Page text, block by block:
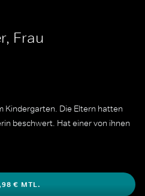
Frau
Kindergarten. Die Eltern hatten
beschwert. Hat einer von ihnen
€ MTL.